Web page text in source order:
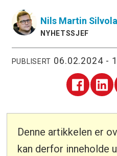
Nils Martin Silvola
NYHETSSJEF
PUBLISERT 06.02.2024 -
Denne artikkelen er
kan derfor inneholde